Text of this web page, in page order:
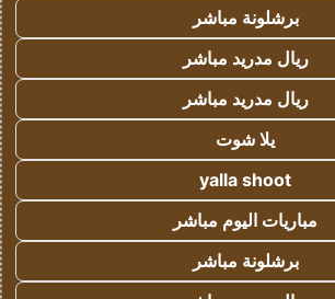
برشلونة مباشر
ريال مدريد مباشر
ريال مدريد مباشر
يلا شوت
yalla shoot
مباريات اليوم مباشر
برشلونة مباشر